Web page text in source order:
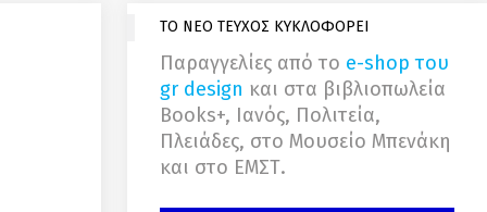
ΤΟ ΝΕΟ ΤΕΥΧΟΣ ΚΥΚΛΟΦΟΡΕΙ
Παραγγελίες από το e-shop του
gr design και στα βιβλιοπωλεία
Books+, Ιανός, Πολιτεία,
Πλειάδες, στο Μουσείο Μπενάκη
και στο ΕΜΣΤ.